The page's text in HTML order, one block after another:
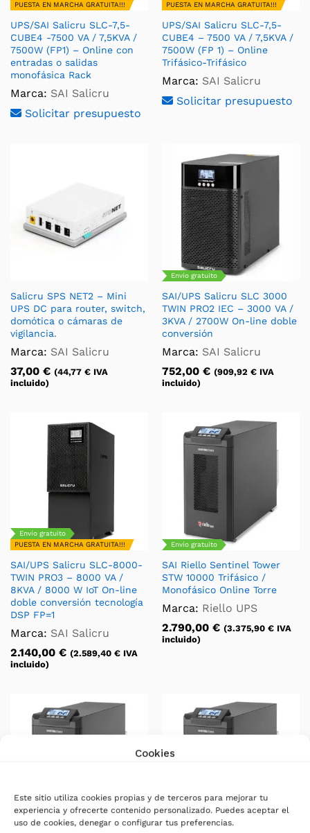
Cookies
Este sitio utiliza cookies propias y de terceros para mejorar tu
experiencia y ofrecerte contenido personalizado. Puedes aceptar el
uso de cookies, denegar o configurar tus preferencias.
PUESTA EN MARCHA GRATUITA!!!
UPS/SAI Salicru SLC-7,5-
CUBE4 -7500 VA / 7,5KVA /
7500W (FP1) – Online con
entradas o salidas
monofásica Rack
Marca: SAI Salicru
Solicitar presupuesto
PUESTA EN MARCHA GRATUITA!!!
UPS/SAI Salicru SLC-7,5-
CUBE4 – 7500 VA / 7,5KVA /
7500W (FP 1) – Online
Trifásico-Trifásico
Marca: SAI Salicru
Solicitar presupuesto
Salicru SPS NET2 – Mini
UPS DC para router, switch,
domótica o cámaras de
vigilancia.
Marca: SAI Salicru
37,00 € (44,77 € IVA
incluido)
Envío gratuito
SAI/UPS Salicru SLC 3000
TWIN PRO2 IEC – 3000 VA /
3KVA / 2700W On-line doble
conversión
Marca: SAI Salicru
752,00 € (909,92 € IVA
incluido)
Envío gratuito
PUESTA EN MARCHA GRATUITA!!!
SAI/UPS Salicru SLC-8000-
TWIN PRO3 – 8000 VA /
8KVA / 8000 W IoT On-line
doble conversión tecnología
DSP FP=1
Marca: SAI Salicru
2.140,00 € (2.589,40 € IVA
incluido)
Envío gratuito
SAI Riello Sentinel Tower
STW 10000 Trifásico /
Monofásico Online Torre
Marca: Riello UPS
2.790,00 € (3.375,90 € IVA
incluido)
Envío gratuito Envío gratuito